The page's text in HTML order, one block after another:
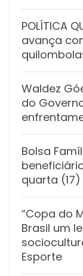
POLÍTICA
avança
Waldez
do
Bolsa
quarta (17)
“Copa do
Brasil um
Esporte